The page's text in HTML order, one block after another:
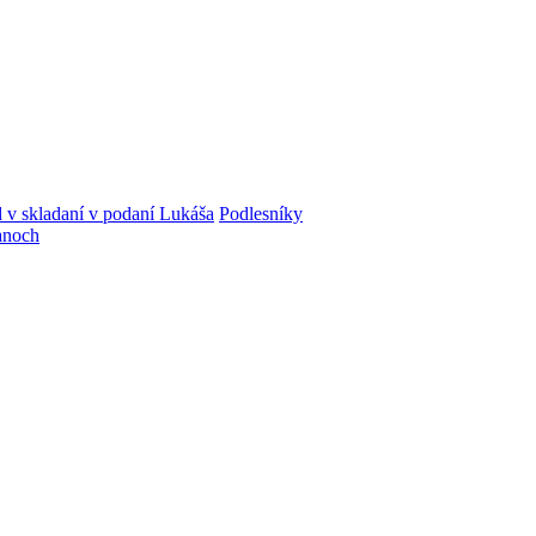
skladaní v podaní Lukáša Podlesníky